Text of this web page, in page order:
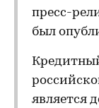
пресс-
был
является